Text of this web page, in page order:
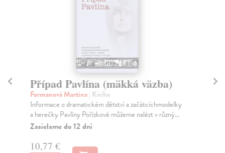
Případ Pavlína (mäkká väzba)
Formanová Martina| Kniha
Informace o dramatickém dětství a začátcíchmodelky
a herečky Pavlíny Pořízkové můžeme nalézt v různý...
Zasielame do 12 dní
10,77 €